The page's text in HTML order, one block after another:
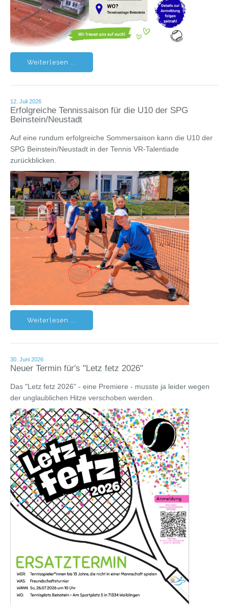
Weiterlesen ...
12. Juli 2026
Erfolgreiche Tennissaison für die U10 der SPG
Beinstein/Neustadt
Auf eine rundum erfolgreiche Sommersaison kann die U10 der
SPG Beinstein/Neustadt in der Tennis VR-Talentiade
zurückblicken.
Weiterlesen ...
30. Juni 2026
Neuer Termin für's "Letz fetz 2026"
Das "Letz fetz 2026" - eine Premiere - musste ja leider wegen
der unglaublichen Hitze verschoben werden.